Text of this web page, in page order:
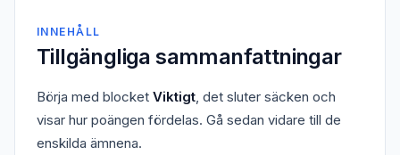
INNEHÅLL
Tillgängliga sammanfattningar
Börja med blocket Viktigt, det sluter säcken och
visar hur poängen fördelas. Gå sedan vidare till de
enskilda ämnena.